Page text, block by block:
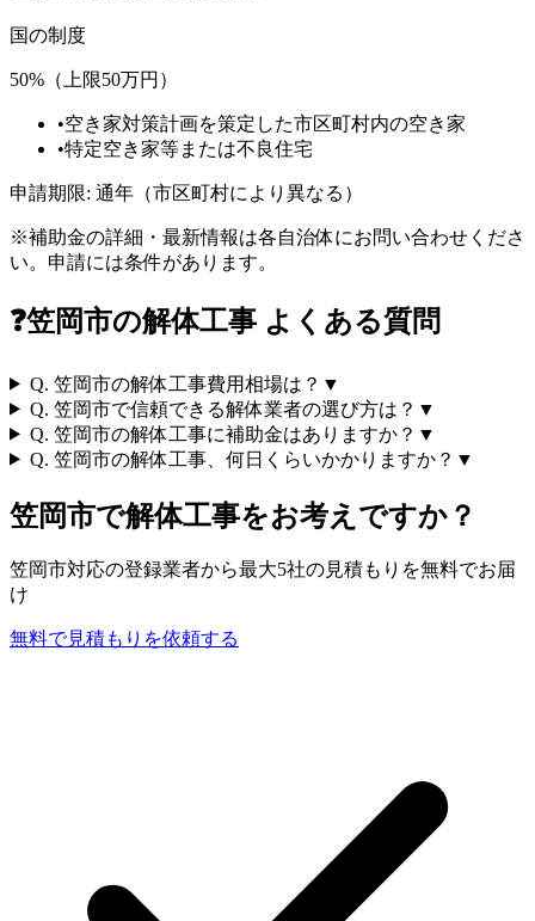
国の制度
50%（上限50万円）
•空き家対策計画を策定した市区町村内の空き家
•特定空き家等または不良住宅
申請期限: 通年（市区町村により異なる）
※補助金の詳細・最新情報は各自治体にお問い合わせくださ
い。申請には条件があります。
❓笠岡市の解体工事 よくある質問
Q. 笠岡市の解体工事費用相場は？ ▼
Q. 笠岡市で信頼できる解体業者の選び方は？ ▼
Q. 笠岡市の解体工事に補助金はありますか？ ▼
Q. 笠岡市の解体工事、何日くらいかかりますか？ ▼
笠岡市で解体工事をお考えですか？
笠岡市対応の登録業者から最大5社の見積もりを無料でお届
け
無料で見積もりを依頼する